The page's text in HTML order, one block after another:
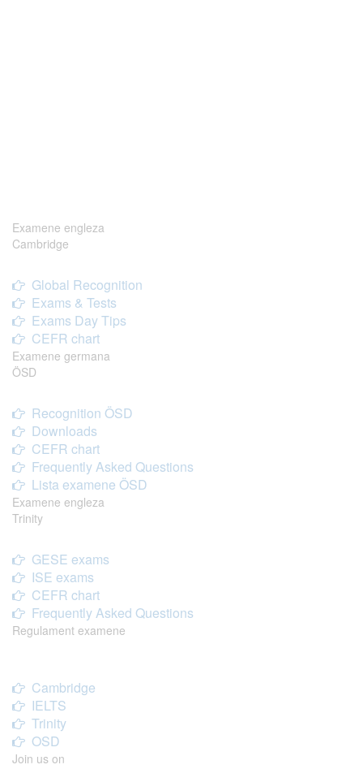
Examene engleza
Cambridge
Global Recognition
Exams & Tests
Exams Day Tips
CEFR chart
Examene germana
ÖSD
Recognition ÖSD
Downloads
CEFR chart
Frequently Asked Questions
Lista examene ÖSD
Examene engleza
Trinity
GESE exams
ISE exams
CEFR chart
Frequently Asked Questions
Regulament examene
Cambridge
IELTS
Trinity
OSD
Join us on